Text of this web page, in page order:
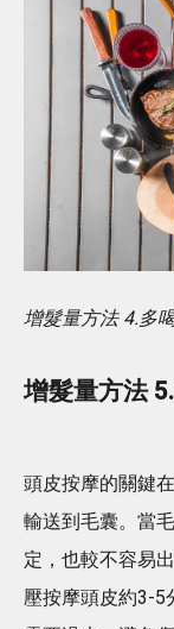
增髮量方法 4.多
增髮量方法
頭皮按摩的關鍵
輸送到毛囊。當
定，也較不容易
壓按摩頭皮約3-5